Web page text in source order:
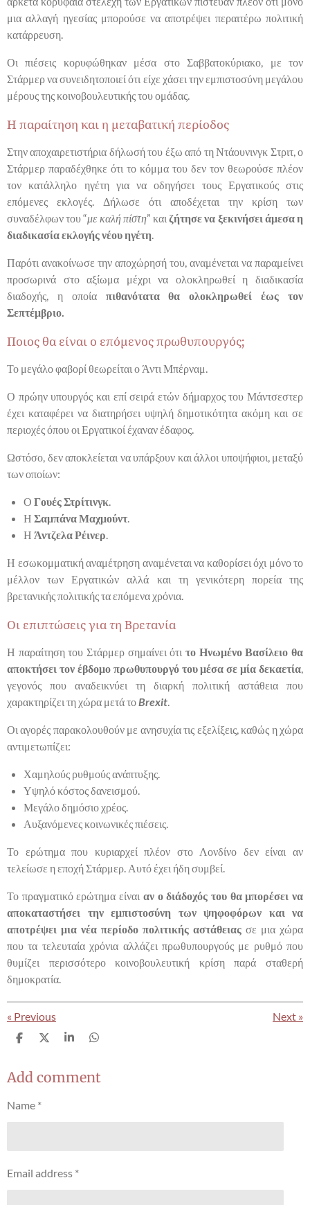
μια αλλαγή ηγεσίας μπορούσε να αποτρέψει περαιτέρω πολιτική
κατάρρευση.
Οι πιέσεις κορυφώθηκαν μέσα στο Σαββατοκύριακο, με τον
Στάρμερ να συνειδητοποιεί ότι είχε χάσει την εμπιστοσύνη μεγάλου
μέρους της κοινοβουλευτικής του ομάδας.
Η παραίτηση και η μεταβατική περίοδος
Στην αποχαιρετιστήρια δήλωσή του έξω από τη Ντάουνινγκ Στριτ, ο
Στάρμερ παραδέχθηκε ότι το κόμμα του δεν τον θεωρούσε πλέον
τον κατάλληλο ηγέτη για να οδηγήσει τους Εργατικούς στις
επόμενες εκλογές. Δήλωσε ότι αποδέχεται την κρίση των
συναδέλφων του “με καλή πίστη” καιζήτησε να ξεκινήσει άμεσα η
διαδικασία εκλογής νέου ηγέτη.
Παρότι ανακοίνωσε την αποχώρησή του, αναμένεται να παραμείνει
προσωρινά στο αξίωμα μέχρι να ολοκληρωθεί η διαδικασία
διαδοχής, η οποία πιθανότατα θα ολοκληρωθεί έως τον
Σεπτέμβριο.
Ποιος θα είναι ο επόμενος πρωθυπουργός;
Το μεγάλο φαβορί θεωρείται ο Άντι Μπέρναμ.
Ο πρώην υπουργός και επί σειρά ετών δήμαρχος του Μάντσεστερ
έχει καταφέρει να διατηρήσει υψηλή δημοτικότητα ακόμη και σε
περιοχές όπου οι Εργατικοί έχαναν έδαφος.
Ωστόσο, δεν αποκλείεται να υπάρξουν και άλλοι υποψήφιοι, μεταξύ
των οποίων:
Ο Γουές Στρίτινγκ.
Η Σαμπάνα Μαχμούντ.
Η Άντζελα Ρέινερ.
Η εσωκομματική αναμέτρηση αναμένεται να καθορίσει όχι μόνο το
μέλλον των Εργατικών αλλά και τη γενικότερη πορεία της
βρετανικής πολιτικής τα επόμενα χρόνια.
Οι επιπτώσεις για τη Βρετανία
Η παραίτηση του Στάρμερ σημαίνει ότι το Ηνωμένο Βασίλειο θα
αποκτήσει τον έβδομο πρωθυπουργό του μέσα σε μία δεκαετία,
γεγονός που αναδεικνύει τη διαρκή πολιτική αστάθεια που
χαρακτηρίζει τη χώρα μετά τοBrexit.
Οι αγορές παρακολουθούν με ανησυχία τις εξελίξεις, καθώς η χώρα
αντιμετωπίζει:
Χαμηλούς ρυθμούς ανάπτυξης.
Υψηλό κόστος δανεισμού.
Μεγάλο δημόσιο χρέος.
Αυξανόμενες κοινωνικές πιέσεις.
Το ερώτημα που κυριαρχεί πλέον στο Λονδίνο δεν είναι αν
τελείωσε η εποχή Στάρμερ. Αυτό έχει ήδη συμβεί.
Το πραγματικό ερώτημα είναι αν ο διάδοχός του θα μπορέσει να
αποκαταστήσει την εμπιστοσύνη των ψηφοφόρων και να
αποτρέψει μια νέα περίοδο πολιτικής αστάθειας σε μια χώρα
που τα τελευταία χρόνια αλλάζει πρωθυπουργούς με ρυθμό που
θυμίζει περισσότερο κοινοβουλευτική κρίση παρά σταθερή
δημοκρατία.
« Previous Next »
S
r
e
S
r
e
S
r
e
S
r
e
Add comment
Name *
Email address *